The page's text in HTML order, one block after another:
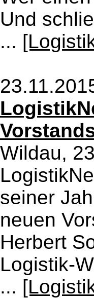
Und
...
Wildau,
seiner
neuen
Herbert
Logistik-
...